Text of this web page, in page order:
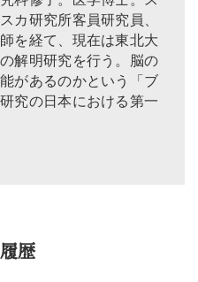
カ研究所客員研究員、
を経て、現在は東北大
解明研究を行う。脳の
があるのかという「ブ
究の日本における第一
歴